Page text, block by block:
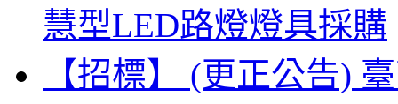
慧型LED路燈燈具採購
【招標】 (更正公告)